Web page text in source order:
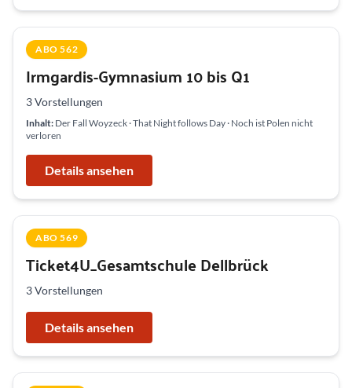
ABO 562
Irmgardis-Gymnasium 10 bis Q1
3 Vorstellungen
Inhalt: Der Fall Woyzeck · That Night follows Day · Noch ist Polen nicht
verloren
Details ansehen
ABO 569
Ticket4U_Gesamtschule Dellbrück
3 Vorstellungen
Details ansehen